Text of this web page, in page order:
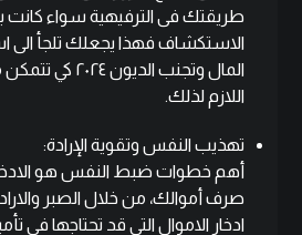
طريقتك فى الترفيهية سواء كانت
الاستكشاف فهذا يجعلك تلجأ الى
المال وتجنب الديون ٢٠٢٤ كي تتمكن من ادخار
اللازم لذلك.
تهذيب النفس وتقوية الإرادة:
أهم خطوات ضبط النفس هو
صرف أموالك، من خلال الصبر
ادخار الاموال التى قد تحتاجها فى